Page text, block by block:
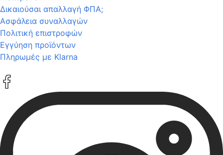
Δικαιούσαι απαλλαγή ΦΠΑ;
Ασφάλεια συναλλαγών
Πολιτική επιστροφών
Εγγύηση προϊόντων
Πληρωμές με Klarna